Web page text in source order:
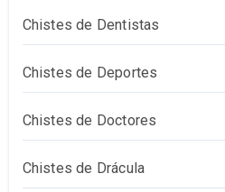
Chistes de Dentistas
Chistes de Deportes
Chistes de Doctores
Chistes de Drácula